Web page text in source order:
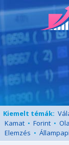
Kiemelt témák:
Kamat • Forint •
Elemzés •